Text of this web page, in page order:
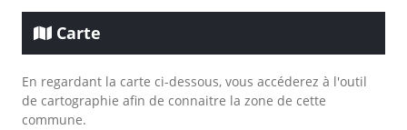
Carte
En regardant la carte ci-dessous, vous accéderez à l'outil
de cartographie afin de connaitre la zone de cette
commune.